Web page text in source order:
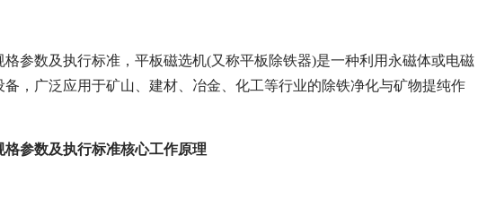
参数及执行标准，平板磁选机(又称平板除铁器)是一种利用永磁体或电磁
，广泛应用于矿山、建材、冶金、化工等行业的除铁净化与矿物提纯作
参数及执行标准核心工作原理